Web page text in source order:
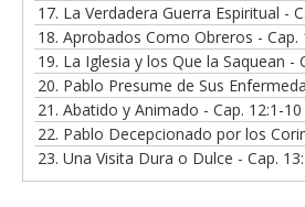
17. La Verdadera Guerra Espiritual -
18. Aprobados Como Obreros - Cap.
19. La Iglesia y los Que la Saquean -
20. Pablo Presume de Sus Enfermedades
21. Abatido y Animado - Cap. 12:1-10
22. Pablo Decepcionado por los Corintios
23. Una Visita Dura o Dulce - Cap.